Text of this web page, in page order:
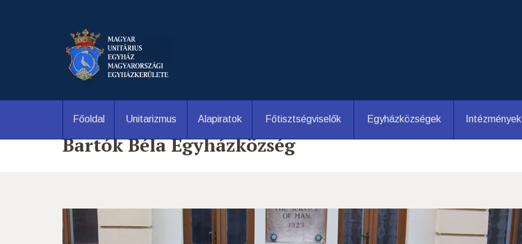
Főoldal Unitarizmus Alapiratok Főtisztségviselők Egyházközségek Intézmények
Bartók Béla Egyházközség